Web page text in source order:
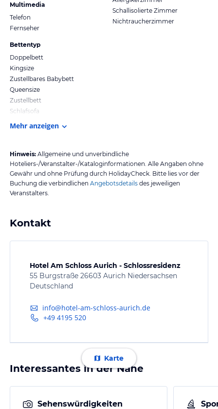
Multimedia
Telefon
Fernseher
Bettentyp
Doppelbett
Kingsize
Zustellbares Babybett
Queensize
Zustellbett
Schlafsofa
Schallisolierte Zimmer
Nichtraucherzimmer
Mehr anzeigen
Hinweis: Allgemeine und unverbindliche
Hoteliers-/Veranstalter-/Kataloginformationen. Alle Angaben ohne
Gewähr und ohne Prüfung durch HolidayCheck. Bitte lies vor der
Buchung die verbindlichen Angebotsdetails des jeweiligen
Veranstalters.
Kontakt
Hotel Am Schloss Aurich - Schlossresidenz
55 Burgstraße 26603 Aurich Niedersachsen
Deutschland
info@hotel-am-schloss-aurich.de
+49 4195 520
Karte
Interessantes in der Nähe
Sehenswürdigkeiten